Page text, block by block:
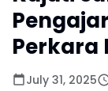
Perkara
July 31, 2025